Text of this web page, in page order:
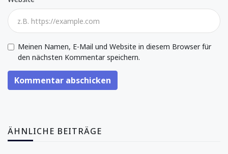
Meinen Namen, E-Mail und Website in diesem Browser für
den nächsten Kommentar speichern.
Kommentar abschicken
ÄHNLICHE BEITRÄGE